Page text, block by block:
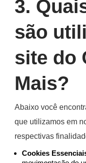
3.
são
site do
Mais?
Abaixo você
que utilizamos em
respectivas
Cookies